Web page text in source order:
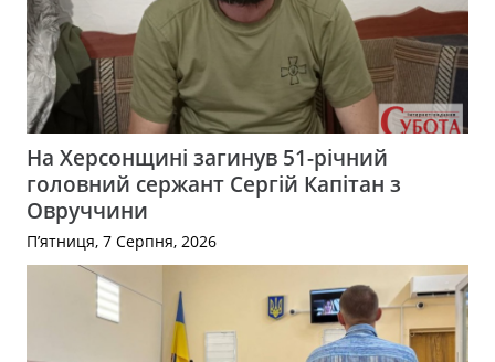
На Херсонщині загинув 51-річний
головний сержант Сергій Капітан з
Овруччини
П’ятниця, 7 Серпня, 2026